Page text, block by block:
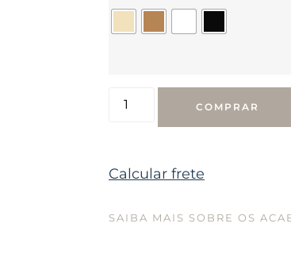
COMPRAR
Calcular frete
SAIBA MAIS SOBRE OS